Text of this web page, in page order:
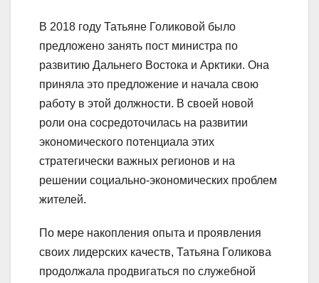
В 2018 году Татьяне Голиковой было
предложено занять пост министра по
развитию Дальнего Востока и Арктики. Она
приняла это предложение и начала свою
работу в этой должности. В своей новой
роли она сосредоточилась на развитии
экономического потенциала этих
стратегически важных регионов и на
решении социально-экономических проблем
жителей.
По мере накопления опыта и проявления
своих лидерских качеств, Татьяна Голикова
продолжала продвигаться по служебной